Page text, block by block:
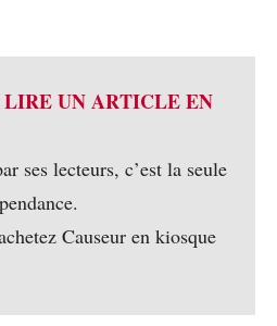
LIRE UN ARTICLE EN
ses lecteurs, c’est la seule
Causeur en kiosque